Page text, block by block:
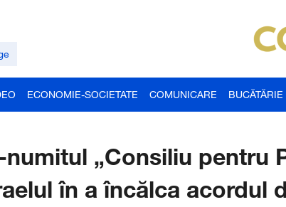
ECONOMIE-SOCIETATE COMUNICARE BUCĂTĂRIE
„Consiliu pentru
în a încălca acordul